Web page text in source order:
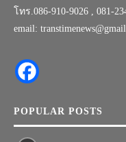
โทร.086-910-9026 , 081-
email:
POPULAR POSTS